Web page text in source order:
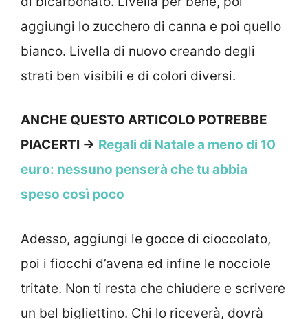
aggiungi lo zucchero di canna e poi quello
bianco. Livella di nuovo creando degli
strati ben visibili e di colori diversi.
ANCHE QUESTO ARTICOLO POTREBBE
PIACERTI -> Regali di Natale a meno di 10
euro: nessuno penserà che tu abbia
speso così poco
Adesso, aggiungi le gocce di cioccolato,
poi i fiocchi d’avena ed infine le nocciole
tritate. Non ti resta che chiudere e scrivere
un bel bigliettino. Chi lo riceverà, dovrà